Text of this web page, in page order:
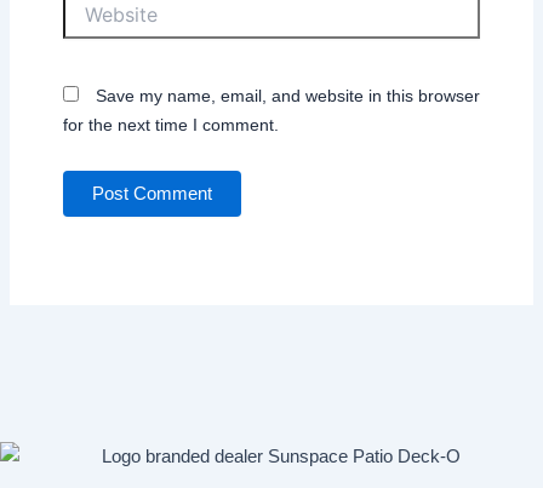
Save my name, email, and website in this browser
for the next time I comment.